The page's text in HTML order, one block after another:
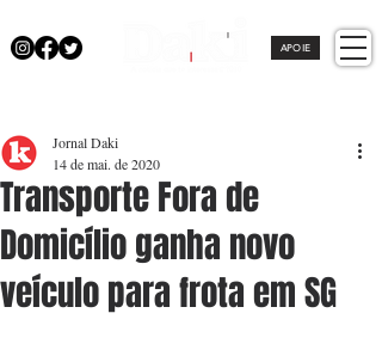
APOIE
Transporte Fora de
Domicílio ganha novo
veículo para frota em SG
Jornal Daki
14 de mai. de 2020